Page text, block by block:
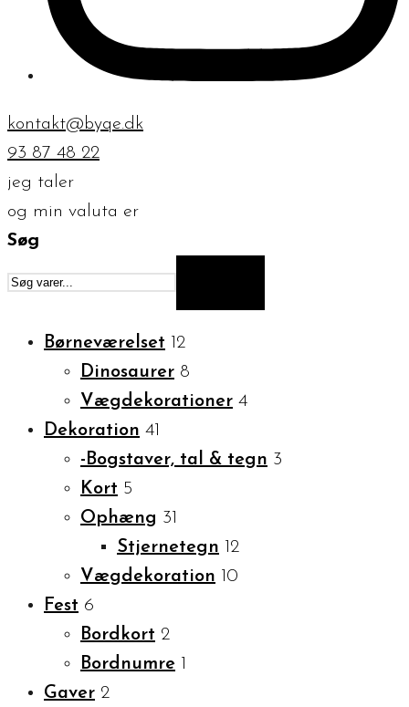
kontakt@byqe.dk
93 87 48 22
jeg taler
og min valuta er
Søg
Børneværelset 12
Dinosaurer 8
Vægdekorationer 4
Dekoration 41
-Bogstaver, tal & tegn 3
Kort 5
Ophæng 31
Stjernetegn 12
Vægdekoration 10
Fest 6
Bordkort 2
Bordnumre 1
Gaver 2